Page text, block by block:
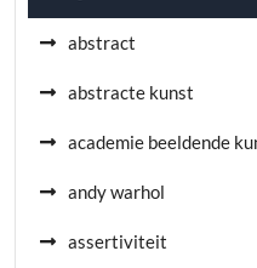
abstract
abstracte kunst
academie beeldende
andy warhol
assertiviteit